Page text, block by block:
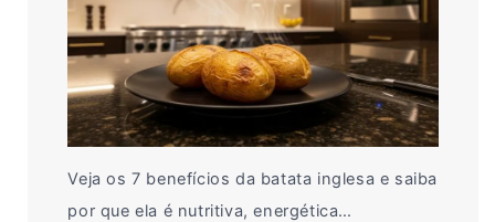
Veja os 7 benefícios da batata inglesa e saiba
por que ela é nutritiva, energética…